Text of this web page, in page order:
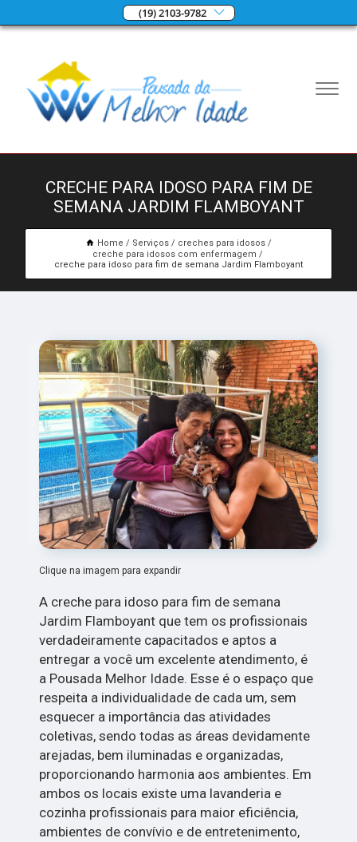
(19) 2103-9782
CRECHE PARA IDOSO PARA FIM DE
SEMANA JARDIM FLAMBOYANT
Home Serviços
creches para idosos
creche para idosos com enfermagem
creche para idoso para fim de semana Jardim Flamboyant
Clique na imagem para expandir
A creche para idoso para fim de semana
Jardim Flamboyant que tem os profissionais
verdadeiramente capacitados e aptos a
entregar a você um excelente atendimento, é
a Pousada Melhor Idade. Esse é o espaço que
respeita a individualidade de cada um, sem
esquecer a importância das atividades
coletivas, sendo todas as áreas devidamente
arejadas, bem iluminadas e organizadas,
proporcionando harmonia aos ambientes. Em
ambos os locais existe uma lavanderia e
cozinha profissionais para maior eficiência,
ambientes de convívio e de entretenimento,